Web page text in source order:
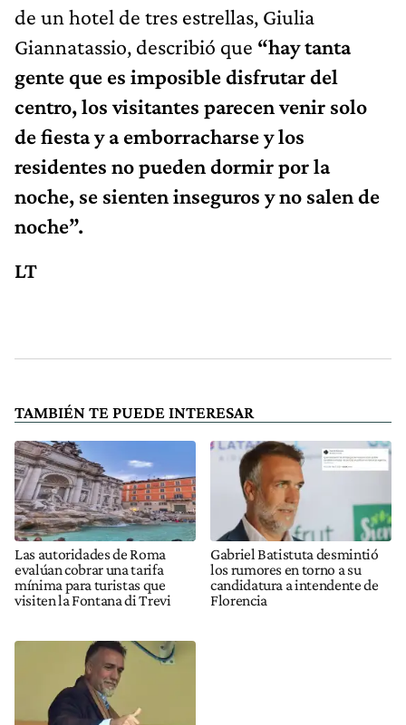
de un hotel de tres estrellas, Giulia
Giannatassio, describió que “hay tanta
gente que es imposible disfrutar del
centro, los visitantes parecen venir solo
de fiesta y a emborracharse y los
residentes no pueden dormir por la
noche, se sienten inseguros y no salen de
noche”.
LT
TAMBIÉN TE PUEDE INTERESAR
Las autoridades de Roma
evalúan cobrar una tarifa
mínima para turistas que
visiten la Fontana di Trevi
Gabriel Batistuta desmintió
los rumores en torno a su
candidatura a intendente de
Florencia